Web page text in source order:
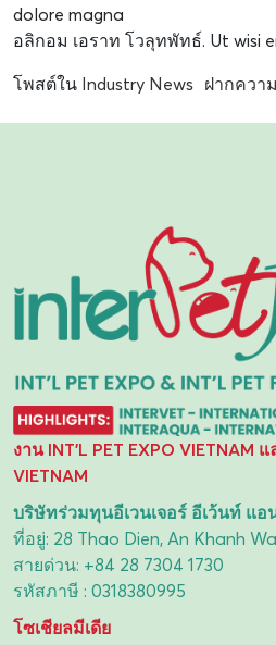
dolore magna
อลิกอม เอราท โวลุทพัทธ์. Ut wisi
โพสต์ใน Industry News ฝากควา
งาน INT'L PET EXPO VIETNAM แ
VIETNAM
บริษัทร่วมทุนอีเวนเจอร์ อีเว้นท์ แ
ที่อยู่: 28 Thao Dien, An Khanh
สายด่วน: +84 28 7304 1730
รหัสภาษี : 0318380995
โซเชียลมีเดีย